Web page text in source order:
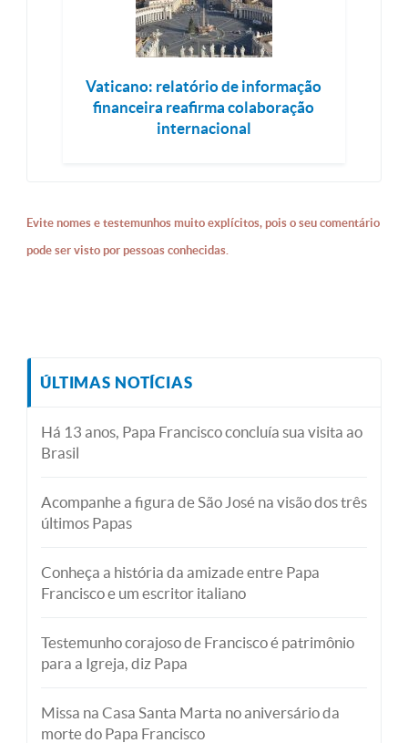
Vaticano: relatório de informação
financeira reafirma colaboração
internacional
Evite nomes e testemunhos muito explícitos, pois o seu comentário
pode ser visto por pessoas conhecidas.
ÚLTIMAS NOTÍCIAS
Há 13 anos, Papa Francisco concluía sua visita ao
Brasil
Acompanhe a figura de São José na visão dos três
últimos Papas
Conheça a história da amizade entre Papa
Francisco e um escritor italiano
Testemunho corajoso de Francisco é patrimônio
para a Igreja, diz Papa
Missa na Casa Santa Marta no aniversário da
morte do Papa Francisco